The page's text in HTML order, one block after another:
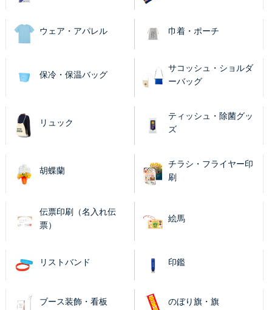
ウェア・アパレル 巾着・ポーチ
保冷・保温バッグ
サコッシュ・ショルダ
ーバッグ
リュック
ティッシュ・除菌グッ
ズ
胡蝶蘭
チラシ・フライヤー印
刷
伝票印刷（名入れ伝
票）
絵馬
リストバンド 印鑑
ブース装飾・看板 のぼり旗・旗